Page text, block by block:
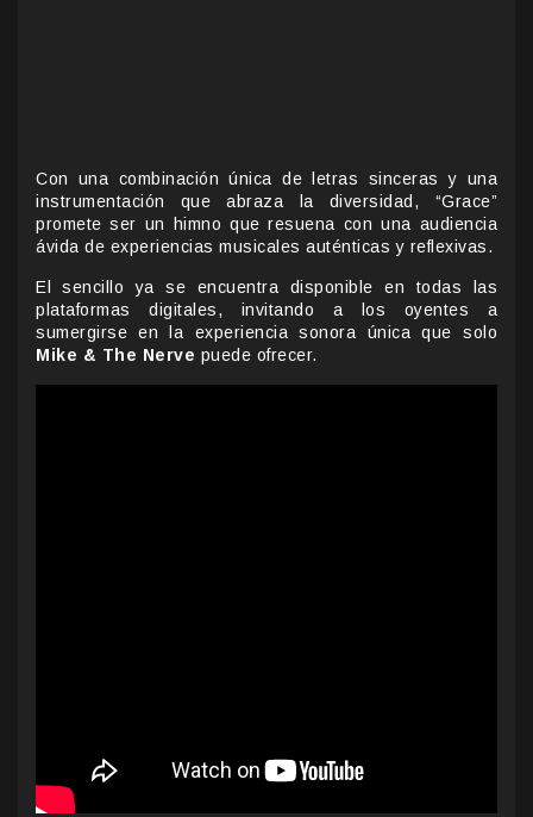
Con una combinación única de letras sinceras y una
instrumentación que abraza la diversidad, “Grace”
promete ser un himno que resuena con una audiencia
ávida de experiencias musicales auténticas y reflexivas.
El sencillo ya se encuentra disponible en todas las
plataformas digitales, invitando a los oyentes a
sumergirse en la experiencia sonora única que solo
Mike & The Nerve puede ofrecer.